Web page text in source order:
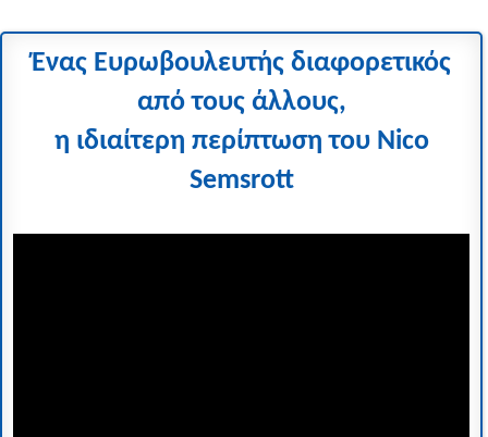
Ένας Ευρωβουλευτής διαφορετικός
από τους άλλους,
η ιδιαίτερη περίπτωση του Nico
Semsrott